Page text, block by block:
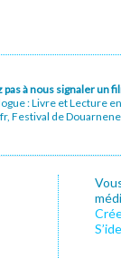
à nous signaler
: Livre et Lecture
de